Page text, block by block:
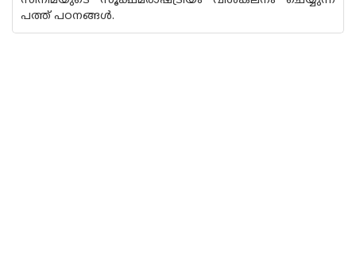
പത്ത് പഠനങ്ങൾ.